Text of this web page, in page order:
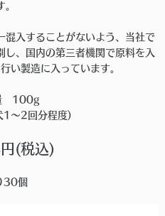
。
混入することがないよう、当社で
し、国内の第三者機関で原料を入
い製造に入っています。
100g
1〜2回分程度)
(税込)
30個